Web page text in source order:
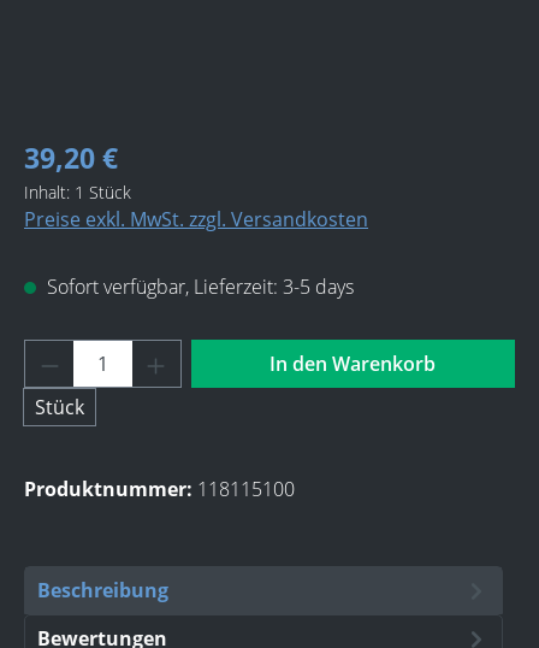
39,20 €
Inhalt: 1 Stück
Preise exkl. MwSt. zzgl. Versandkosten
Sofort verfügbar, Lieferzeit: 3-5 days
Produkt Anzahl: Gib den gewünschten
Stück
In den Warenkorb
Produktnummer: 118115100
Beschreibung
Bewertungen